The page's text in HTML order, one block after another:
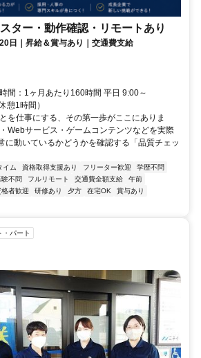
ター・動作確認・リモートあり
日｜昇給＆賞与あり｜交通費支給
間：1ヶ月あたり160時間 平日 9:00～
憩1時間）
を仕事にする、その第一歩がここにありま
Webサービス・ゲームコンテンツなどを実際
に動いているかどうかを確認する「品質チェッ
イム 資格取得支援あり フリーター歓迎
学歴不問
験不問 フルリモート 交通費全額支給
午前
者歓迎 研修あり 夕方 在宅OK
賞与あり
・パート